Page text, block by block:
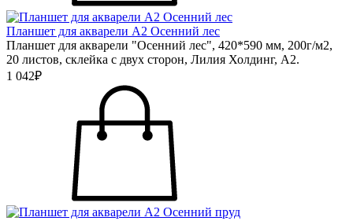
Планшет для акварели А2 Осенний лес
Планшет для акварели "Осенний лес", 420*590 мм, 200г/м2,
20 листов, склейка с двух сторон, Лилия Холдинг, А2.
1 042₽